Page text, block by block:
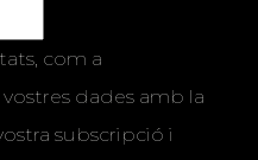
com a
dades amb la
subscripció i